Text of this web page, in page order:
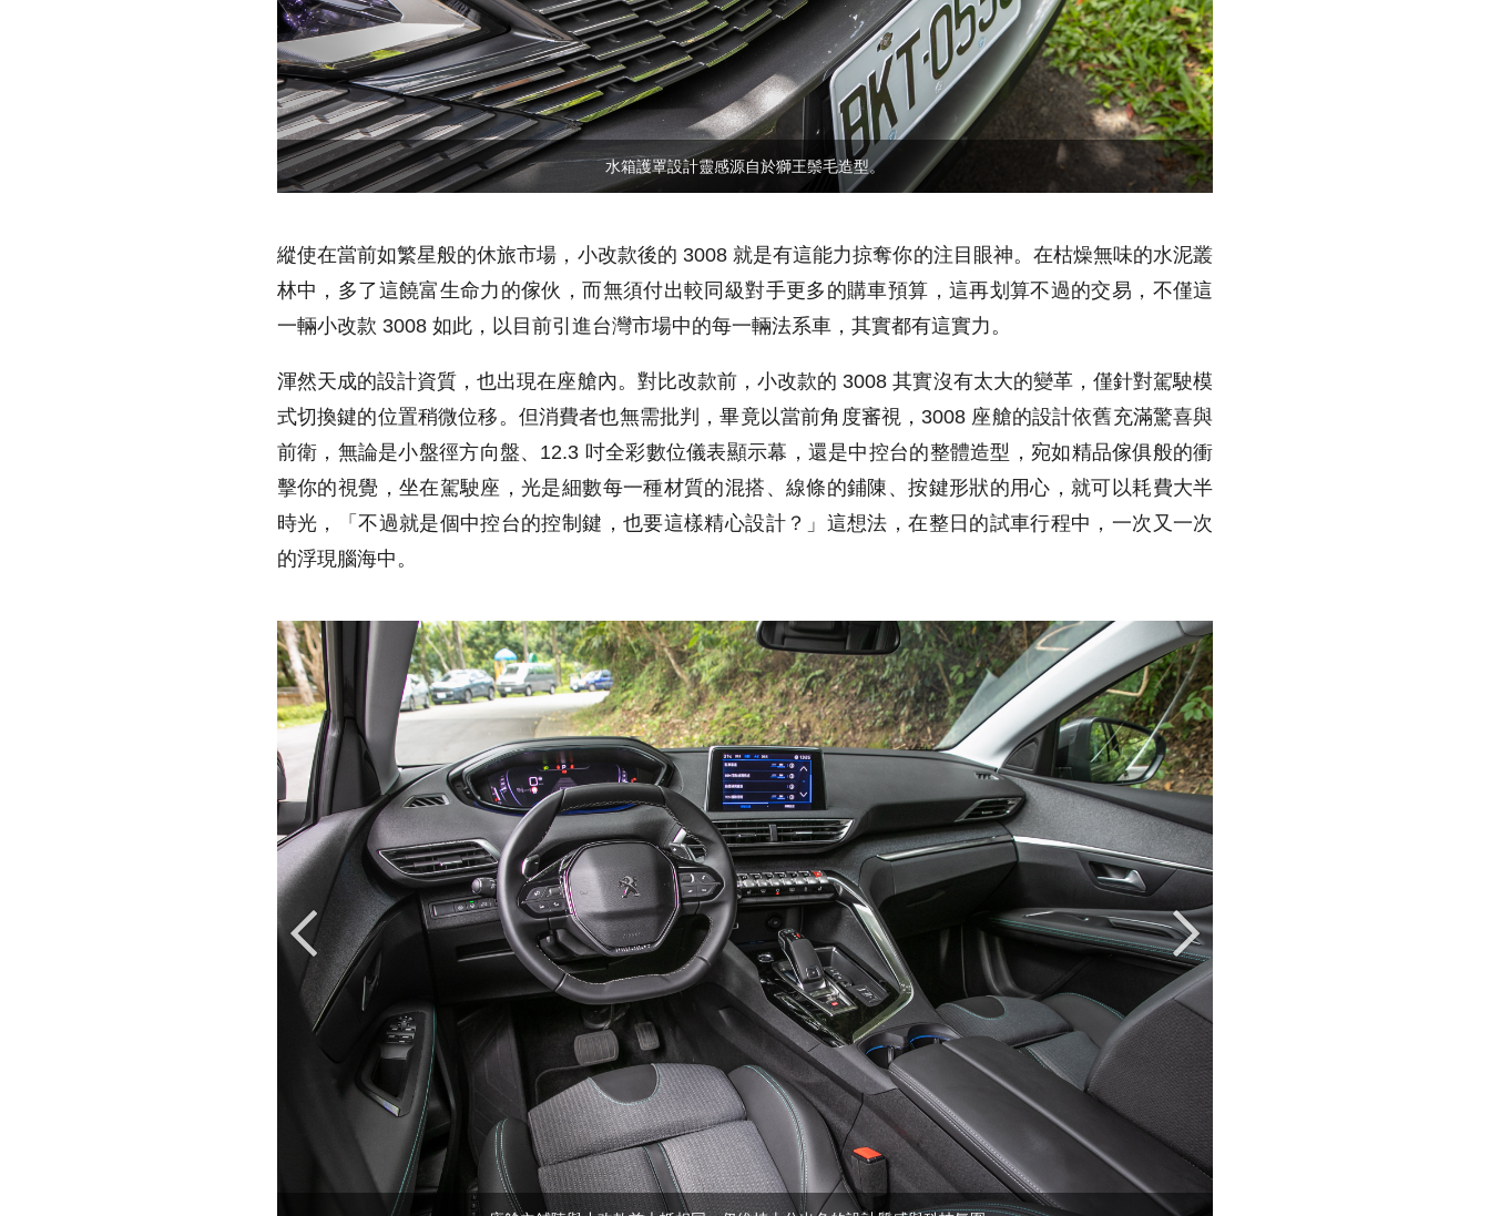
水箱護罩設計靈感源自於獅王鬃毛造型。
縱使在當前如繁星般的休旅市場，小改款後的 3008 就是有這能力掠奪你的注目眼神。在枯燥無味的水泥叢
林中，多了這饒富生命力的傢伙，而無須付出較同級對手更多的購車預算，這再划算不過的交易，不僅這
一輛小改款 3008 如此，以目前引進台灣市場中的每一輛法系車，其實都有這實力。
渾然天成的設計資質，也出現在座艙內。對比改款前，小改款的 3008其實沒有太大的變革，僅針對駕駛模
式切換鍵的位置稍微位移。但消費者也無需批判，畢竟以當前角度審視， 3008 座艙的設計依舊充滿驚喜與
前衛，無論是小盤徑方向盤、 12.3 吋全彩數位儀表顯示幕，還是中控台的整體造型，宛如精品傢俱般的衝
擊你的視覺，坐在駕駛座，光是細數每一種材質的混搭、線條的鋪陳、按鍵形狀的用心，就可以耗費大半
時光，「不過就是個中控台的控制鍵，也要這樣精心設計？」這想法，在整日的試車行程中，一次又一次
的浮現腦海中。